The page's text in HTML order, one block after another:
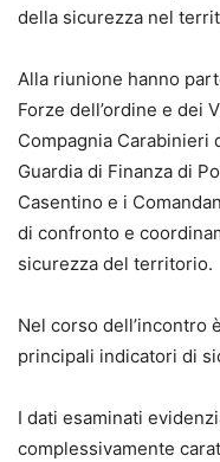
della sicurezza nel
Alla riunione hanno
Forze dell’ordine e dei
Compagnia Carabinieri
Guardia di Finanza di
Casentino e i
di confronto e
sicurezza del territorio.
Nel corso dell’incontro
principali indicatori di
I dati esaminati
complessivamente